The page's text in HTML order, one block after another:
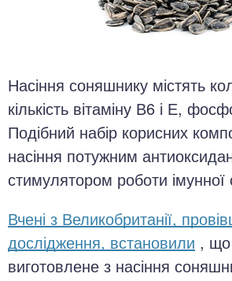
Насіння соняшнику містять
кількість вітаміну В6 і Е,
Подібний набір корисних
насіння потужним
стимулятором роботи імунної
Вчені з Великобританії,
дослідження, встановили ,
виготовлене з насіння